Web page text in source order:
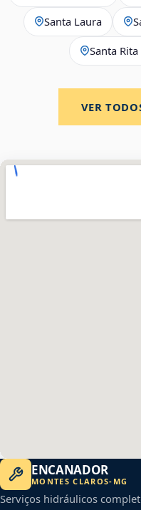
Santa Laura
Santa
VER
ENCANADOR
MONTES CLAROS- MG
Serviços hidráulicos